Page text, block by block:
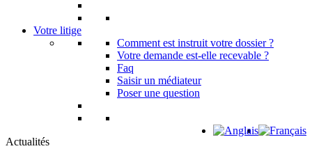
Votre litige
Comment est instruit votre dossier ?
Votre demande est-elle recevable ?
Faq
Saisir un médiateur
Poser une question
Actualités